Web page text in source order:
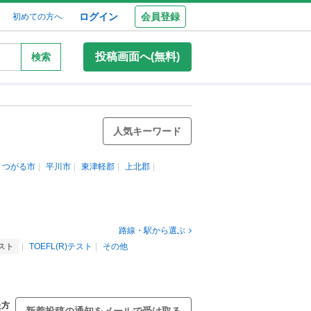
初めての方へ ログイン 会員登録
検索 投稿画面へ(無料)
人気キーワード
つがる市 平川市 東津軽郡 上北郡
路線・駅から選ぶ
ト
TOEFL(R)テスト その他